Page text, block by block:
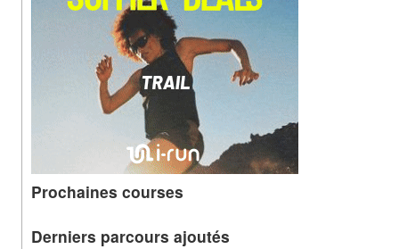
Prochaines courses
Derniers parcours ajoutés